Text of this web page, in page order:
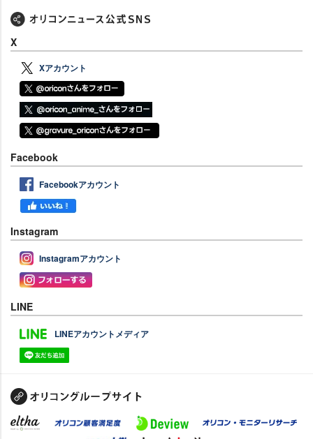
X
Xアカウント
Facebook
Facebookアカウント
Instagram
Instagramアカウント
LINE
LINEアカウントメディア